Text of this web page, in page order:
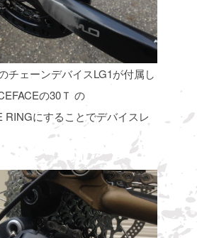
チェーンデバイスLG1が付属し
の30Ｔ の
RINGにすることでデバイスレ